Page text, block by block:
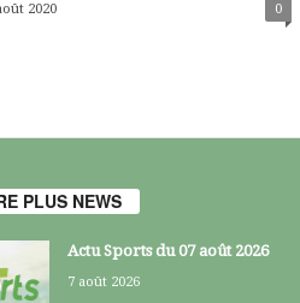
2020 0
PLUS NEWS
Actu Sports du 07 août 2026
7 août 2026